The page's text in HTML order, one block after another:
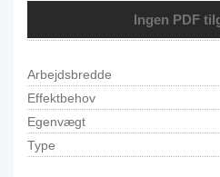
Ingen PDF
Arbejdsbredde
Effektbehov
Egenvægt
Type